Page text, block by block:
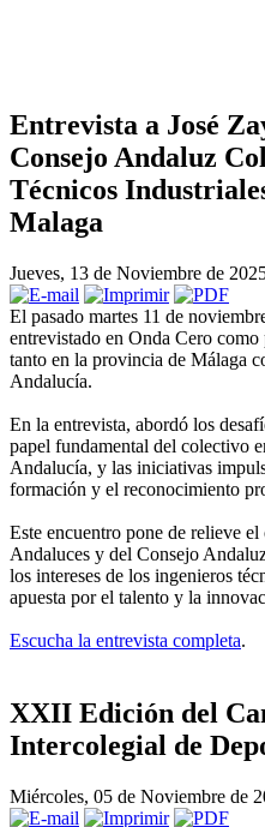
Entrevista a José
Consejo Andaluz
Técnicos
Malaga
Jueves, 13 de Noviembre de
El pasado martes 11 de
entrevistado en Onda Cero como
tanto en la provincia de Málaga
Andalucía.​
En la entrevista, abordó los
papel fundamental del colectivo
Andalucía, y las iniciativas
formación y el reconocimiento
Este encuentro pone de relieve
Andaluces y del Consejo
los intereses de los ingenieros
apuesta por el talento y la
Escucha la entrevista completa.
XXII Edición del
Intercolegial de
Miércoles, 05 de Noviembre de